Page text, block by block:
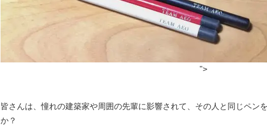
">
皆さんは、憧れの建築家や周囲の先輩に影響されて、その人と同じペン
か？